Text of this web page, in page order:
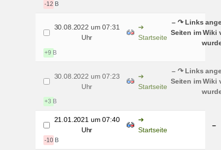
-12 B
30.08.2022 um 07:31
Uhr
Startseite
– ↷ Links
Seiten im Wiki
+9 B
30.08.2022 um 07:23
Uhr
Startseite
– ↷ Links
Seiten im Wiki
+3 B
21.01.2021 um 07:40
Uhr
Startseite
–
-10 B